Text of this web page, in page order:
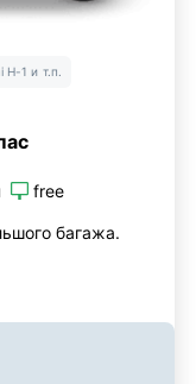
1 и т.п.
free
багажа.